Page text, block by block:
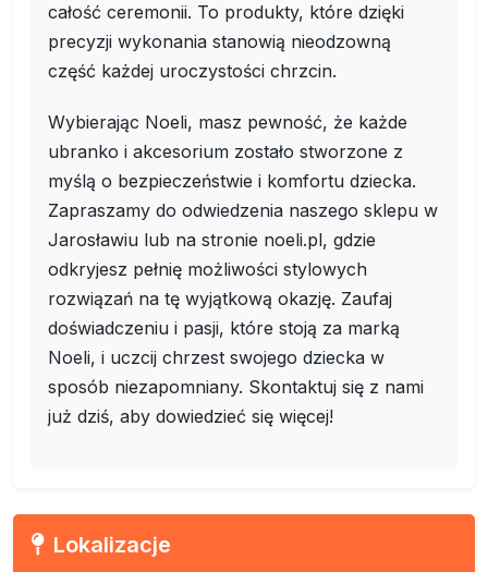
całość ceremonii. To produkty, które dzięki
precyzji wykonania stanowią nieodzowną
część każdej uroczystości chrzcin.
Wybierając Noeli, masz pewność, że każde
ubranko i akcesorium zostało stworzone z
myślą o bezpieczeństwie i komfortu dziecka.
Zapraszamy do odwiedzenia naszego sklepu w
Jarosławiu lub na stronie noeli.pl, gdzie
odkryjesz pełnię możliwości stylowych
rozwiązań na tę wyjątkową okazję. Zaufaj
doświadczeniu i pasji, które stoją za marką
Noeli, i uczcij chrzest swojego dziecka w
sposób niezapomniany. Skontaktuj się z nami
już dziś, aby dowiedzieć się więcej!
Lokalizacje